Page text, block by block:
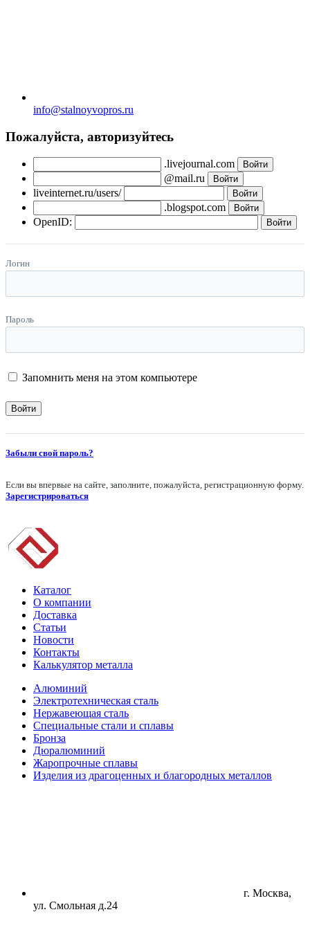
info@stalnoyvopros.ru
Пожалуйста, авторизуйтесь
.livejournal.com
@mail.ru
liveinternet.ru/users/
.blogspot.com
OpenID:
Логин
Пароль
Запомнить меня на этом компьютере
Забыли свой пароль?
Если вы впервые на сайте, заполните, пожалуйста, регистрационную форму.
Зарегистрироваться
Каталог
О компании
Доставка
Статьи
Новости
Контакты
Калькулятор металла
Алюминий
Электротехническая сталь
Нержавеющая сталь
Специальные стали и сплавы
Бронза
Дюралюминий
Жаропрочные сплавы
Изделия из драгоценных и благородных металлов
г. Москва,
ул. Смольная д.24